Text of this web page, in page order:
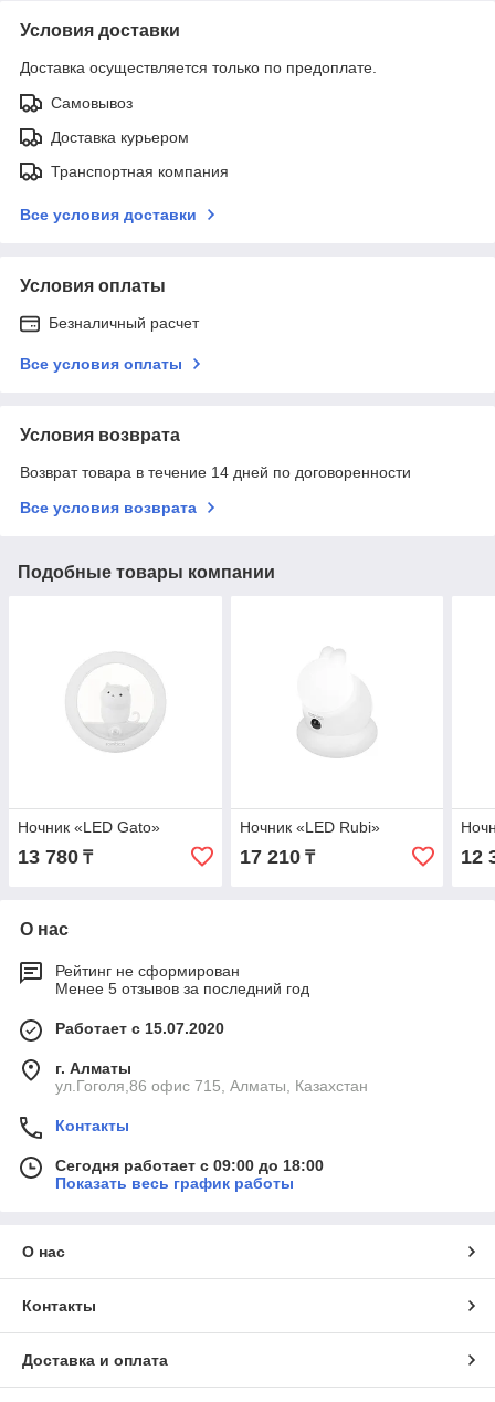
Условия доставки
Доставка осуществляется только по предоплате.
Самовывоз
Доставка курьером
Транспортная компания
Все условия доставки
Условия оплаты
Безналичный расчет
Все условия оплаты
Условия возврата
Возврат товара в течение 14 дней по договоренности
Все условия возврата
Подобные товары компании
Ночник «LED Gato»
13 780 ₸
Ночник «LED Rubi»
17 210₸ 12
О нас
Рейтинг не сформирован
Менее 5 отзывов за последний год
Работает с 15.07.2020
г. Алматы
ул.Гоголя,86 офис 715, Алматы, Казахстан
Контакты
Сегодня работает с 09:00 до 18:00
Показать весь график работы
О нас
Контакты
Доставка и оплата